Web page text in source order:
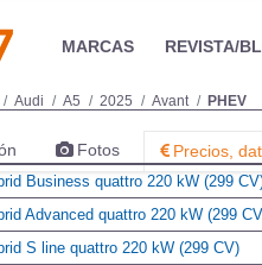
MARCAS REVISTA/
Audi A5 2025 Avant PHEV
Fotos Precios,
Business quattro 220 kW (299
Advanced quattro 220 kW (299
S line quattro 220 kW (299 CV)